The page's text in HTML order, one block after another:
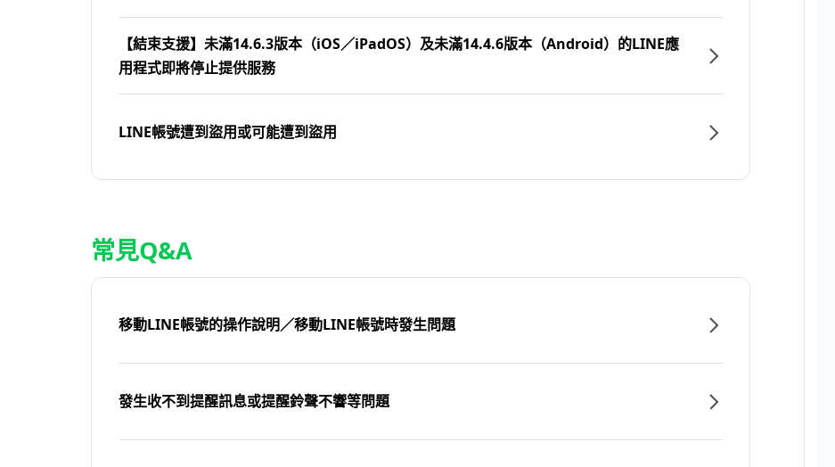
【結束支援】未滿14.6.3版本（iOS／iPadOS）及未滿14.4.6版本（Android）的LINE應
用程式即將停止提供服務
LINE帳號遭到盜用或可能遭到盜用
常見Q&A
移動LINE帳號的操作說明／移動LINE帳號時發生問題
發生收不到提醒訊息或提醒鈴聲不響等問題